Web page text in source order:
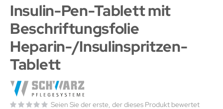
Insulin-Pen-Tablett mit
Beschriftungsfolie
Heparin-/Insulinspritzen-
Tablett
Seien Sie der erste, der dieses Produkt bewertet